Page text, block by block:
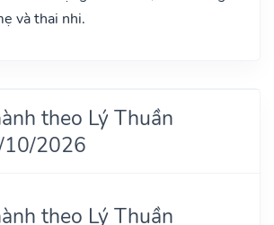
và thai nhi.
theo Lý Thuần
10/2026
theo Lý Thuần